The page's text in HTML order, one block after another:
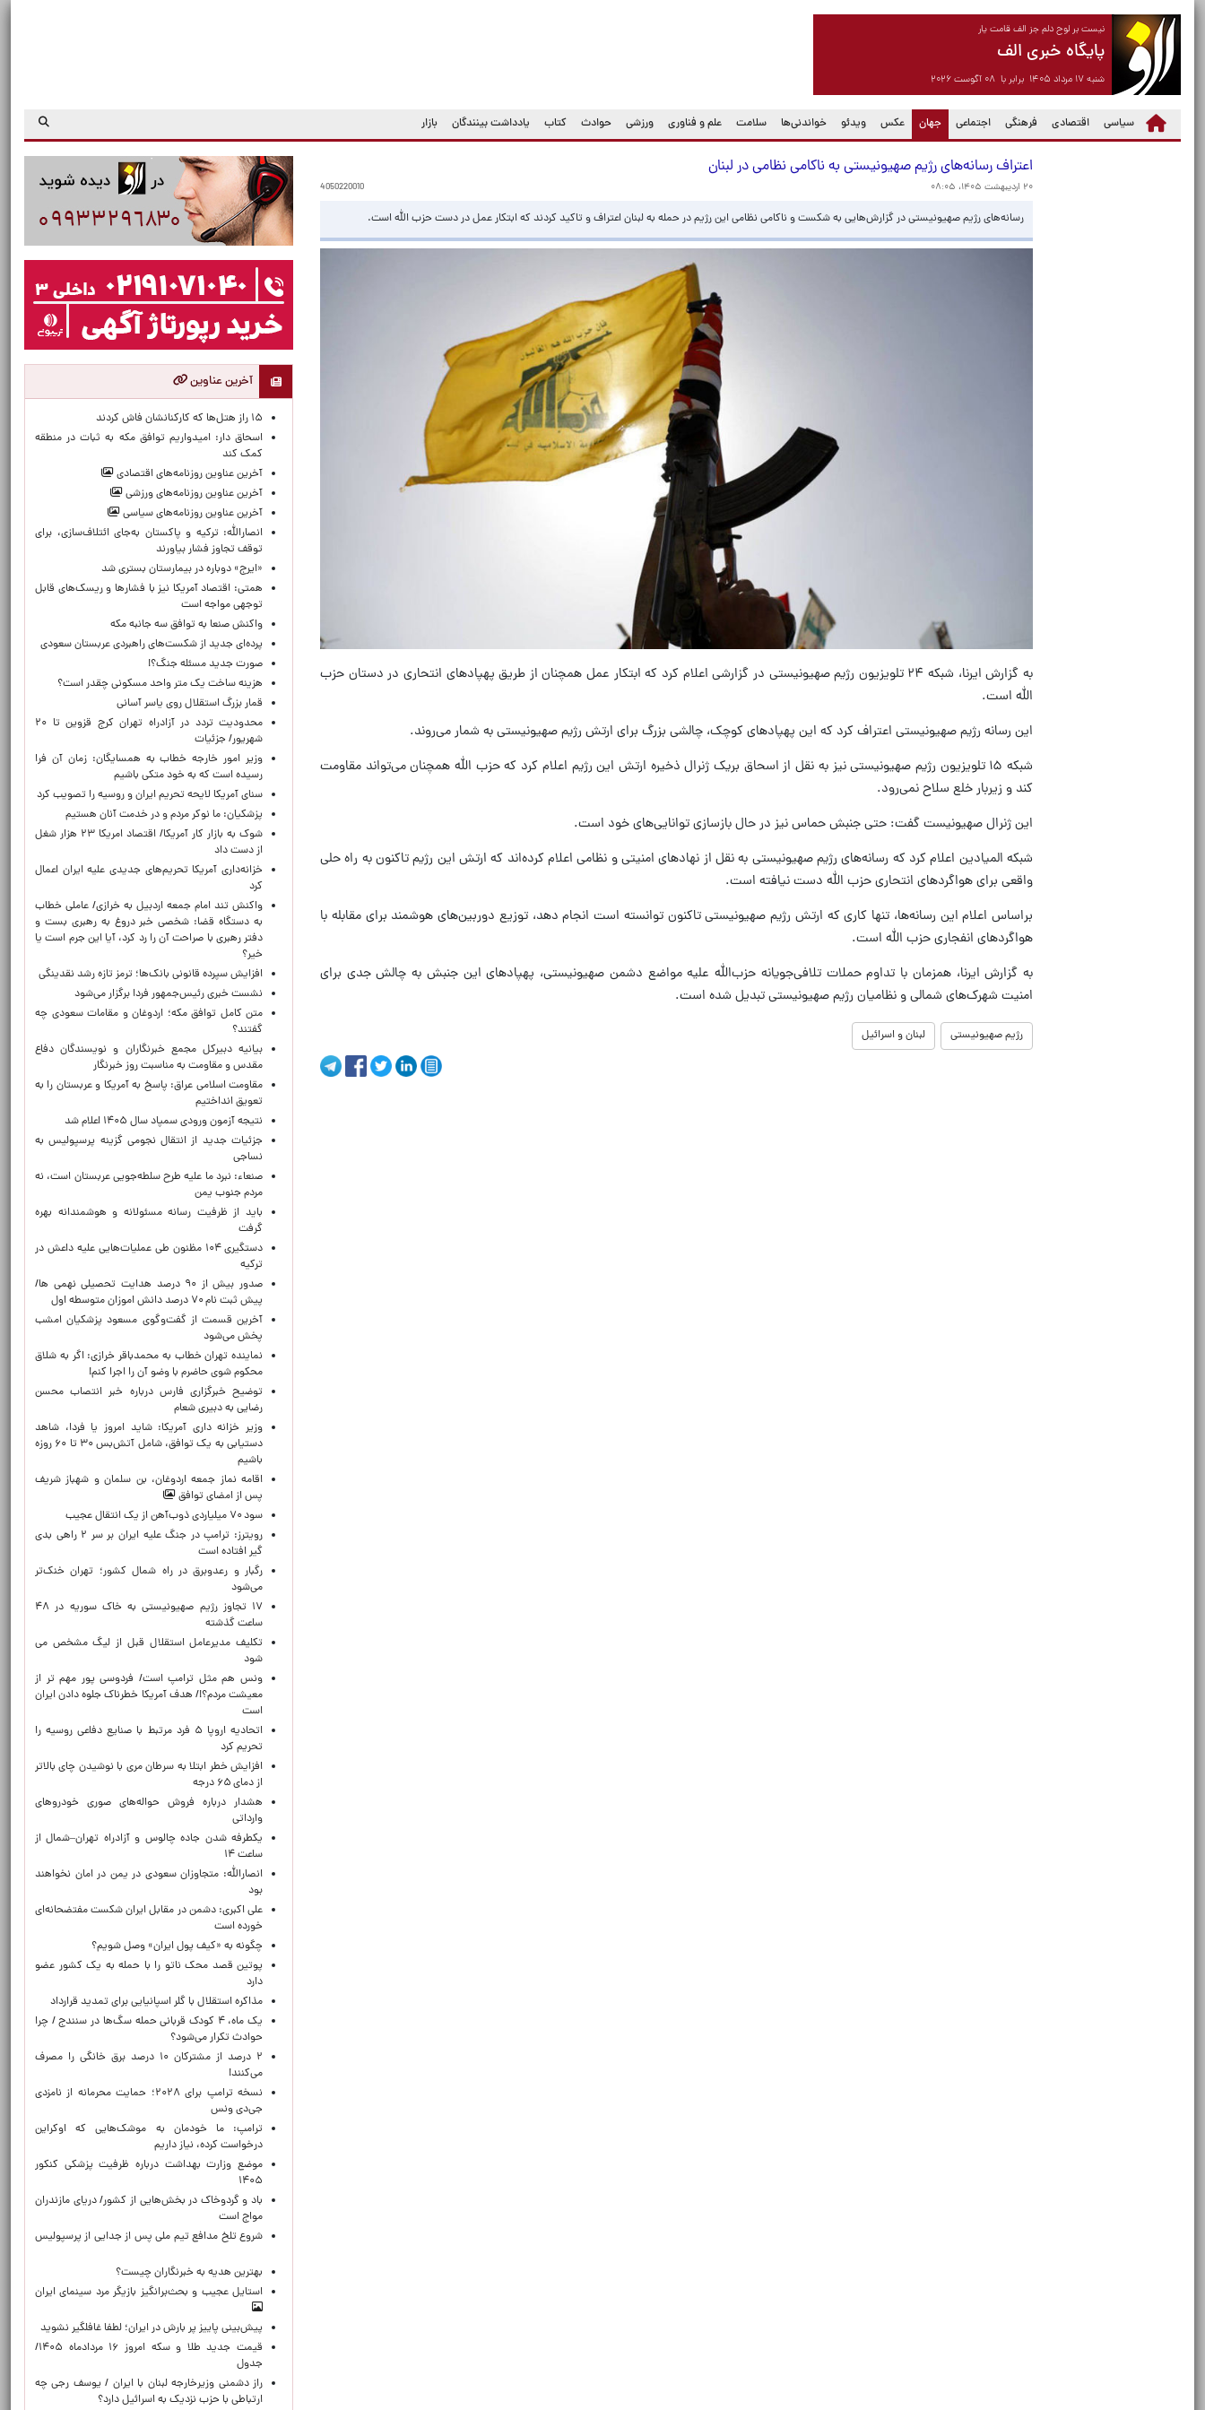
نیست بر لوح دلم جز الف قامت یار
پایگاه خبری الف
شنبه ۱۷ مرداد ۱۴۰۵ برابر با ۰۸ آگوست ۲۰۲۶
سیاسی اقتصادی فرهنگی اجتماعی جهان
(current) عکس ویدئو خواندنی‌ها سلامت علم و فناوری ورزشی حوادث کتاب یادداشت بینندگان بازار
اعتراف رسانه‌های رژیم صهیونیستی به ناکامی نظامی در لبنان
۲۰ اردیبهشت ۱۴۰۵، ۰۸:۰۵ 4050220010
رسانه‌های رژیم صهیونیستی در گزارش‌هایی به شکست و ناکامی نظامی این رژیم در حمله به لبنان اعتراف و تاکید کردند که ابتکار عمل در دست حزب الله است.
به گزارش ایرنا، شبکه ۲۴ تلویزیون رژیم صهیونیستی در گزارشی اعلام کرد که ابتکار عمل همچنان از طریق پهپادهای انتحاری در دستان حزب
الله است.
این رسانه رژیم صهیونیستی اعتراف کرد که این پهپادهای کوچک، چالشی بزرگ برای ارتش رژیم صهیونیستی به شمار می‌روند.
شبکه ۱۵ تلویزیون رژیم صهیونیستی نیز به نقل از اسحاق بریک ژنرال ذخیره ارتش این رژیم اعلام کرد که حزب الله همچنان می‌تواند مقاومت
کند و زیربار خلع سلاح نمی‌رود.
این ژنرال صهیونیست گفت: حتی جنبش حماس نیز در حال بازسازی توانایی‌های خود است.
شبکه المیادین اعلام کرد که رسانه‌های رژیم صهیونیستی به نقل از نهادهای امنیتی و نظامی اعلام کرده‌اند که ارتش این رژیم تاکنون به راه حلی
واقعی برای هواگردهای انتحاری حزب الله دست نیافته است.
براساس اعلام این رسانه‌ها، تنها کاری که ارتش رژیم صهیونیستی تاکنون توانسته است انجام دهد، توزیع دوربین‌های هوشمند برای مقابله با
هواگردهای انفجاری حزب الله است.
به گزارش ایرنا، همزمان با تداوم حملات تلافی‌جویانه حزب‌الله علیه مواضع دشمن صهیونیستی، پهپادهای این جنبش به چالش جدی برای
امنیت شهرک‌های شمالی و نظامیان رژیم صهیونیستی تبدیل شده است.
رژیم صهیونیستی لبنان و اسرائیل
آخرین عناوین
۱۵ راز هتل‌ها که کارکنانشان فاش کردند
اسحاق دار: امیدواریم توافق مکه به ثبات در منطقه
کمک کند
آخرین عناوین روزنامه‌های اقتصادی
آخرین عناوین روزنامه‌های ورزشی
آخرین عناوین روزنامه‌های سیاسی
انصارالله: ترکیه و پاکستان به‌جای ائتلاف‌سازی، برای
توقف تجاوز فشار بیاورند
«ایرج» دوباره در بیمارستان بستری شد
همتی: اقتصاد آمریکا نیز با فشارها و ریسک‌های قابل
توجهی مواجه است
واکنش صنعا به توافق سه جانبه مکه
پرده‌ای جدید از شکست‌های راهبردی عربستان سعودی
صورت جدید مسئله جنگ؟!
هزینه ساخت یک متر واحد مسکونی چقدر است؟
قمار بزرگ استقلال روی یاسر آسانی
محدودیت تردد در آزادراه تهران کرج قزوین تا ۲۰
شهریور/ جزئیات
وزیر امور خارجه خطاب به همسایگان: زمان آن فرا
رسیده است که به خود متکی باشیم
سنای آمریکا لایحه تحریم ایران و روسیه را تصویب کرد
پزشکیان: ما نوکر مردم و در خدمت آنان هستیم
شوک به بازار کار آمریکا/ اقتصاد امریکا ۲۳ هزار شغل
از دست داد
خزانه‌داری آمریکا تحریم‌های جدیدی علیه ایران اعمال
کرد
واکنش تند امام جمعه اردبیل به خرازی/ عاملی خطاب
به دستگاه قضا: شخصی خبر دروغ به رهبری بست و
دفتر رهبری با صراحت آن را رد کرد، آیا این جرم است یا
خیر؟
افزایش سپرده قانونی بانک‌ها؛ ترمز تازه رشد نقدینگی
نشست خبری رئیس‌جمهور فردا برگزار می‌شود
متن کامل توافق مکه؛ اردوغان و مقامات سعودی چه
گفتند؟
بیانیه دبیرکل مجمع خبرنگاران و نویسندگان دفاع
مقدس و مقاومت به مناسبت روز خبرنگار
مقاومت اسلامی عراق: پاسخ به آمریکا و عربستان را به
تعویق انداختیم
نتیجه آزمون ورودی سمپاد سال ۱۴۰۵ اعلام شد
جزئیات جدید از انتقال نجومی گزینه پرسپولیس به
نساجی
صنعاء: نبرد ما علیه طرح سلطه‌جویی عربستان است، نه
مردم جنوب یمن
باید از ظرفیت رسانه مسئولانه و هوشمندانه بهره
گرفت
دستگیری ۱۰۴ مظنون طی عملیات‌هایی علیه داعش در
ترکیه
صدور بیش از ۹۰ درصد هدایت تحصیلی نهمی ها/
پیش ثبت نام ۷۰ درصد دانش اموزان متوسطه اول
آخرین قسمت از گفت‌وگوی مسعود پزشکیان امشب
پخش می‌شود
نماینده تهران خطاب به محمدباقر خرازی: اگر به شلاق
محکوم شوی حاضرم با وضو آن را اجرا کنم!
توضیح خبرگزاری فارس درباره خبر انتصاب محسن
رضایی به دبیری شعام
وزیر خزانه داری آمریکا: شاید امروز یا فردا، شاهد
دستیابی به یک توافق، شامل آتش‌بس ۳۰ تا ۶۰ روزه
باشیم
اقامه نماز جمعه اردوغان، بن ‌سلمان و شهباز شریف
پس از امضای توافق
سود ۷۰ میلیاردی ذوب‌آهن از یک انتقال عجیب
رویترز: ترامپ در جنگ علیه ایران بر سر ۲ راهی بدی
گیر افتاده است
رگبار و رعدوبرق در راه شمال کشور؛ تهران خنک‌تر
می‌شود
۱۷ تجاوز رژیم صهیونیستی به خاک سوریه در ۴۸
ساعت گذشته
تکلیف مدیرعامل استقلال قبل از لیگ مشخص می
شود
ونس هم مثل ترامپ است/ فردوسی پور مهم تر از
معیشت مردم؟!/ هدف آمریکا خطرناک جلوه دادن ایران
است
اتحادیه اروپا ۵ فرد مرتبط با صنایع دفاعی روسیه را
تحریم کرد
افزایش خطر ابتلا به سرطان مری با نوشیدن چای بالاتر
از دمای ۶۵ درجه
هشدار درباره فروش حواله‌های صوری خودروهای
وارداتی
یکطرفه شدن جاده چالوس و آزادراه تهران–شمال از
ساعت ۱۴
انصارالله: متجاوزان سعودی در یمن در امان نخواهند
بود
علی اکبری: دشمن در مقابل ایران شکست مفتضحانه‌ای
خورده است
چگونه به «کیف پول ایران» وصل شویم؟
پوتین قصد محک ناتو را با حمله به یک کشور عضو
دارد
مذاکره استقلال با گلر اسپانیایی برای تمدید قرارداد
یک ماه، ۴ کودک قربانی حمله سگ‌ها در سنندج / چرا
حوادث تکرار می‌شود؟
۲ درصد از مشترکان ۱۰ درصد برق خانگی را مصرف
می‌کنند!
نسخه ترامپ برای ۲۰۲۸؛ حمایت محرمانه از نامزدی
جی‌دی ونس
ترامپ: ما خودمان به موشک‌هایی که اوکراین
درخواست کرده، نیاز داریم
موضع وزارت بهداشت درباره ظرفیت پزشکی کنکور
۱۴۰۵
باد و گردوخاک در بخش‌هایی از کشور/ دریای مازندران
مواج است
شروع تلخ مدافع تیم ملی پس از جدایی از پرسپولیس
بهترین هدیه به خبرنگاران چیست؟
استایل عجیب و بحث‌برانگیز بازیگر مرد سینمای ایران
پیش‌بینی پاییز پر بارش در ایران؛ لطفا غافلگیر نشوید
قیمت جدید طلا و سکه امروز ۱۶ مردادماه ۱۴۰۵/
جدول
راز دشمنی وزیرخارجه لبنان با ایران / یوسف رجی چه
ارتباطی با حزب نزدیک به اسرائیل دارد؟